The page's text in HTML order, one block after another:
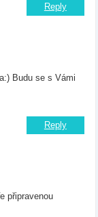
Reply
Budu se s Vámi
Reply
připravenou